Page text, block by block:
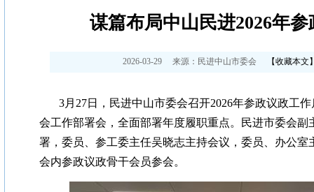
谋篇布局中山民进2026年
2026-03-29 来源： 民进中山市委会 【收藏本文
3月27日，民进中山市委会召开2026年参政议政工
会工作部署会，全面部署年度履职重点。民进市委会副
署，委员、参工委主任吴晓志主持会议，委员、办公室
会内参政议政骨干会员参会。